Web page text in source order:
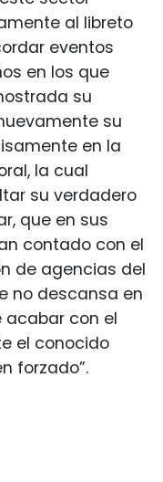
al libreto
eventos
en los que
su
su
en la
la cual
su verdadero
que en sus
contado con el
de agencias del
no descansa en
acabar con el
el conocido
forzado”.